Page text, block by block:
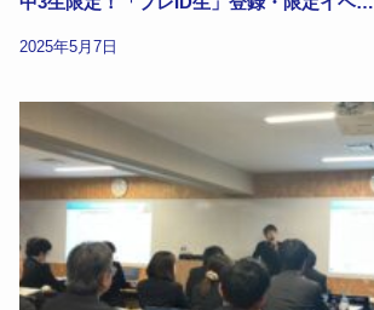
2025年5月7日